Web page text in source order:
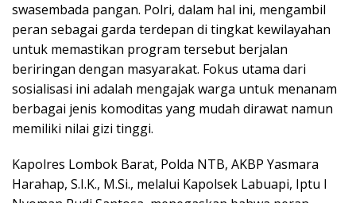
swasembada pangan. Polri, dalam hal ini, mengambil
peran sebagai garda terdepan di tingkat kewilayahan
untuk memastikan program tersebut berjalan
beriringan dengan masyarakat. Fokus utama dari
sosialisasi ini adalah mengajak warga untuk menanam
berbagai jenis komoditas yang mudah dirawat namun
memiliki nilai gizi tinggi.
Kapolres Lombok Barat, Polda NTB, AKBP Yasmara
Harahap, S.I.K., M.Si., melalui Kapolsek Labuapi, Iptu I